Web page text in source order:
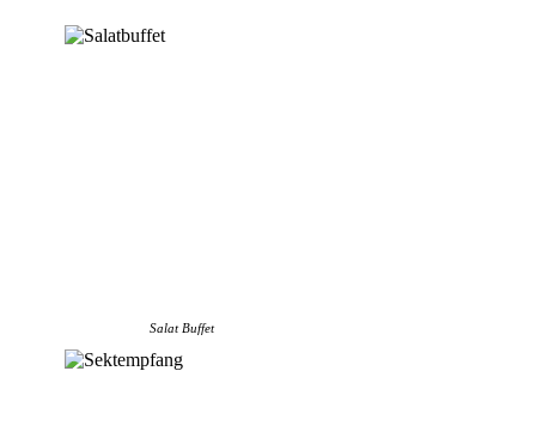
Salat Buffet